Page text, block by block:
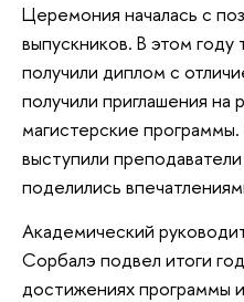
Церемония началась с
выпускников. В этом году
получили диплом с
получили приглашения
магистерские
выступили
поделились
Академический
Сорбалэ подвел итоги
достижениях программы